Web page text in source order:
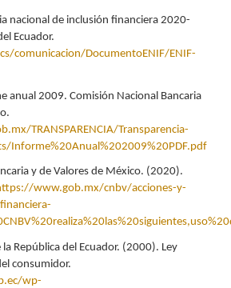
nacional de inclusión financiera 2020-
Ecuador.
comunicacion/DocumentoENIF/ENIF-
anual 2009. Comisión Nacional Bancaria
TRANSPARENCIA/Transparencia-
Informe%20Anual%202009%20PDF.pdf
y de Valores de México. (2020).
www.gob.mx/cnbv/acciones-y-
República del Ecuador. (2000). Ley
consumidor.
wp-